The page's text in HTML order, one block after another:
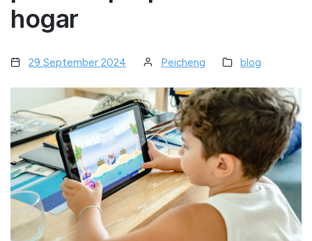
hogar
29 September 2024 Peicheng blog